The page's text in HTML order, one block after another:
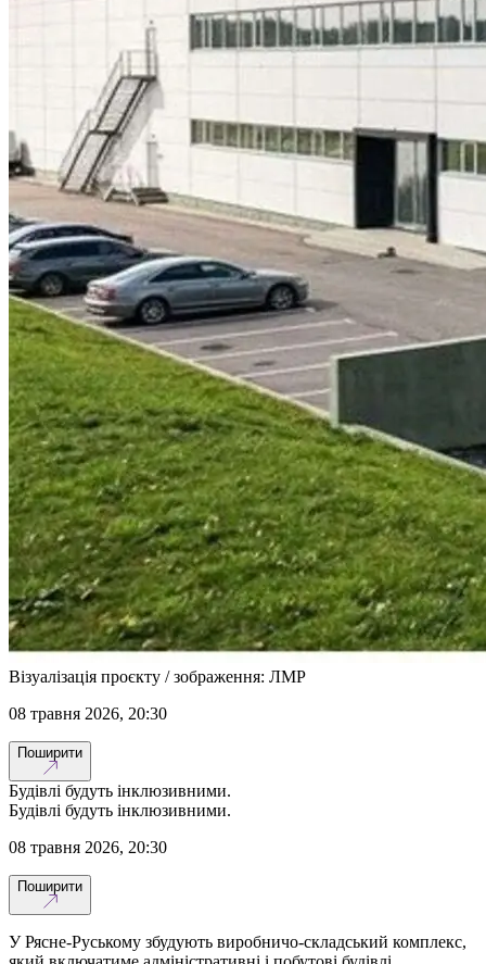
Візуалізація проєкту / зображення: ЛМР
08 травня 2026, 20:30
Поширити
Будівлі будуть інклюзивними.
Будівлі будуть інклюзивними.
08 травня 2026, 20:30
Поширити
У Рясне-Руському збудують виробничо-складський комплекс,